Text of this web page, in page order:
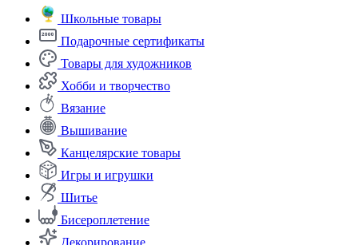
Школьные товары
Подарочные сертификаты
Товары для художников
Хобби и творчество
Вязание
Вышивание
Канцелярские товары
Игры и игрушки
Шитье
Бисероплетение
Декорирование